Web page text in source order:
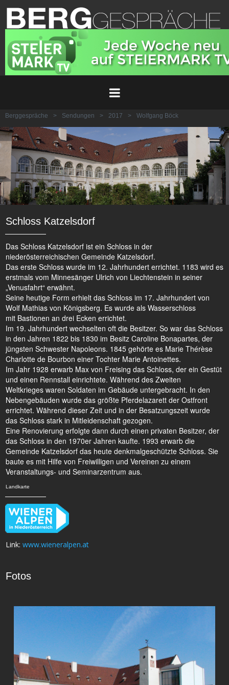
Berggespräche > Sendungen > 2017 > Wolfgang Böck
Schloss Katzelsdorf
Das Schloss Katzelsdorf ist ein Schloss in der
niederösterreichischen Gemeinde Katzelsdorf.
Das erste Schloss wurde im 12. Jahrhundert errichtet. 1183 wird es
erstmals vom Minnesänger Ulrich von Liechtenstein in seiner
„Venusfahrt“ erwähnt.
Seine heutige Form erhielt das Schloss im 17. Jahrhundert von
Wolf Mathias von Königsberg. Es wurde als Wasserschloss
mit Bastionen an drei Ecken errichtet.
Im 19. Jahrhundert wechselten oft die Besitzer. So war das Schloss
in den Jahren 1822 bis 1830 im Besitz Caroline Bonapartes, der
jüngsten Schwester Napoleons. 1845 gehörte es Marie Thérèse
Charlotte de Bourbon einer Tochter Marie Antoinettes.
Im Jahr 1928 erwarb Max von Freising das Schloss, der ein Gestüt
und einen Rennstall einrichtete. Während des Zweiten
Weltkrieges waren Soldaten im Gebäude untergebracht. In den
Nebengebäuden wurde das größte Pferdelazarett der Ostfront
errichtet. Während dieser Zeit und in der Besatzungszeit wurde
das Schloss stark in Mitleidenschaft gezogen.
Eine Renovierung erfolgte dann durch einen privaten Besitzer, der
das Schloss in den 1970er Jahren kaufte. 1993 erwarb die
Gemeinde Katzelsdorf das heute denkmalgeschützte Schloss. Sie
baute es mit Hilfe von Freiwilligen und Vereinen zu einem
Veranstaltungs- und Seminarzentrum aus.
Landkarte
Link: www.wieneralpen.at
Fotos